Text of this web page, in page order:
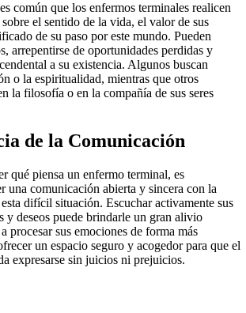
común que los enfermos terminales realicen
el sentido de la vida, el valor de sus
de su paso por este mundo. Pueden
arrepentirse de oportunidades perdidas y
a su existencia. Algunos buscan
o la espiritualidad, mientras que otros
la filosofía o en la compañía de sus seres
de la Comunicación
qué piensa un enfermo terminal, es
una comunicación abierta y sincera con la
difícil situación. Escuchar activamente sus
y deseos puede brindarle un gran alivio
procesar sus emociones de forma más
un espacio seguro y acogedor para que el
expresarse sin juicios ni prejuicios.